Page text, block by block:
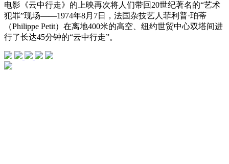
电影《云中行走》的上映再次将人们带回20世纪著名的“艺术
犯罪”现场——1974年8月7日，法国杂技艺人菲利普·珀蒂
（Philippe Petit）在离地400米的高空、纽约世贸中心双塔间进
行了长达45分钟的“云中行走”。